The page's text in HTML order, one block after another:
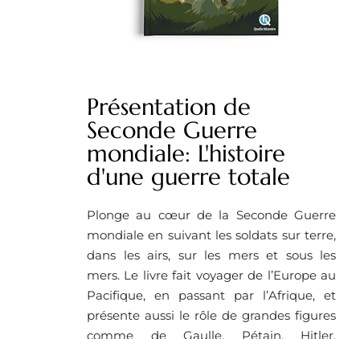
Présentation de
Seconde Guerre
mondiale: L'histoire
d'une guerre totale
Plonge au cœur de la Seconde Guerre
mondiale en suivant les soldats sur terre,
dans les airs, sur les mers et sous les
mers. Le livre fait voyager de l’Europe au
Pacifique, en passant par l’Afrique, et
présente aussi le rôle de grandes figures
comme de Gaulle, Pétain, Hitler,